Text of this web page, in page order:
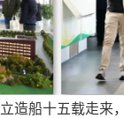
造船十五载走来